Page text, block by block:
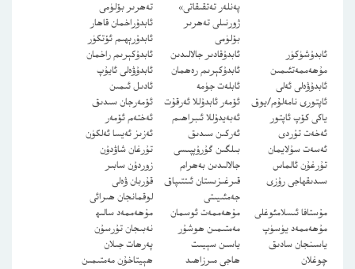
پەنلەر تەتقىقاتى»
ژورنىلى تەھرىر
بۆلۈمى
تەھرىر بۆلۈمى
ئابدۇراخمان قاھار
ئابدۇرېھىم ئۆتكۈر
ئابدۇشۈكۈر
مۇھەممەتئىمىن
ئابدۇقادىر جالالىدىن
ئابدۇكېرىم راخمان
ئابدۇكېرىم رەھمان
ئابدۇۋەلى ئايۇپ
ئابدۇۋەلى ئەلى
ئابلەت جۈمە
ئادىل ئىمىن
ئاپتورى نامەلۇم/يوق
ياكى كۆپ ئاپتور
ئۆمەر ئابدۇللا ئەرقۇت
ئۆمەرجان سىدىق
ئەبەيدۇللا ئىبراھىم
ئەختەم ئۆمەر
ئەخەت تۇردى
ئەركىن سىدىق
ئەزىز ئەيسا ئەلكۈن
ئەسەت سۇلايمان
بىلگىن گۇرۇپپىسى
تۇرغان شاۋدۇن
تۇرغۇن ئالماس
جالالىدىن بەھرام
زوردۇن سابىر
سىدىقھاجى رۇزى
قىرغىزىستان ئىتتىپاق
جەمئىيىتى
قۇربان ۋەلى
لوقمانجان ھىرائى
مۇستافا ئىسلامئوغلى
مۇھەممەت ئوسمان
مۇھەممەد سالىھ
مۇھەممەد يۈسۈپ
مەمتىمىن ھوشۇر
نەبىجان تۇرسۇن
ياسىنجان سادىق
چوغلان
ياسىن سېيىت
پەرھات جىلان
ھاجى مىرزاھىد
ھېيتاخۇن مەمتىمىن